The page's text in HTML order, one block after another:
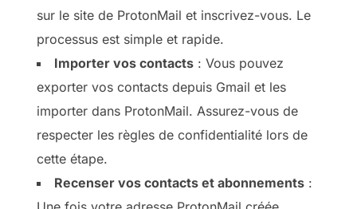
sur le site de ProtonMail et inscrivez-vous. Le
processus est simple et rapide.
Importer vos contacts : Vous pouvez
exporter vos contacts depuis Gmail et les
importer dans ProtonMail. Assurez-vous de
respecter les règles de confidentialité lors de
cette étape.
Recenser vos contacts et abonnements :